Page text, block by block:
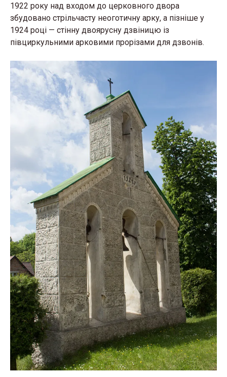
1922 року над входом до церковного двора
збудовано стрільчасту неоготичну арку, а пізніше у
1924 році — стінну двоярусну дзвіницю із
півциркульними арковими прорізами для дзвонів.